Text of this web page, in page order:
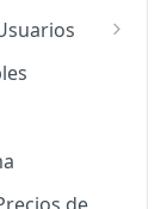
para
para
Fijos
de Precios